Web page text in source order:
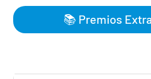
📚 Premios